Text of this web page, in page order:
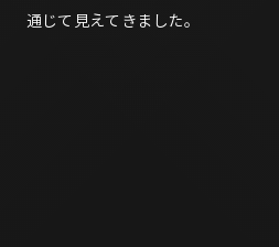
通じて見えてきました。